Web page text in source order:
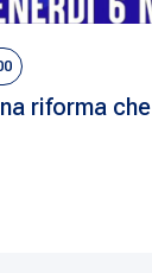
riforma